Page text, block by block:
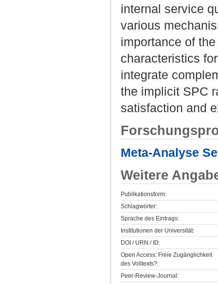
internal service
various
importance of
characteristics
integrate
the implicit SPC
satisfaction and
Meta-Analyse
Weitere
Publikationsform:
Schlagwörter:
Sprache des Eintrags:
Institutionen der Universität:
DOI / URN / ID:
Open Access: Freie Zugänglichkeit
des Volltexts?:
Peer-Review-Journal: